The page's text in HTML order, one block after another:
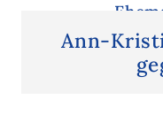
Ann-